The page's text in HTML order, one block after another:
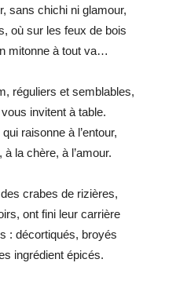
sans chichi ni glamour,
où sur les feux de bois
mitonne à tout va…
réguliers et semblables,
invitent à table.
raisonne à l’entour,
la chère, à l’amour.
crabes de rizières,
ont fini leur carrière
: décortiqués, broyés
ingrédient épicés.